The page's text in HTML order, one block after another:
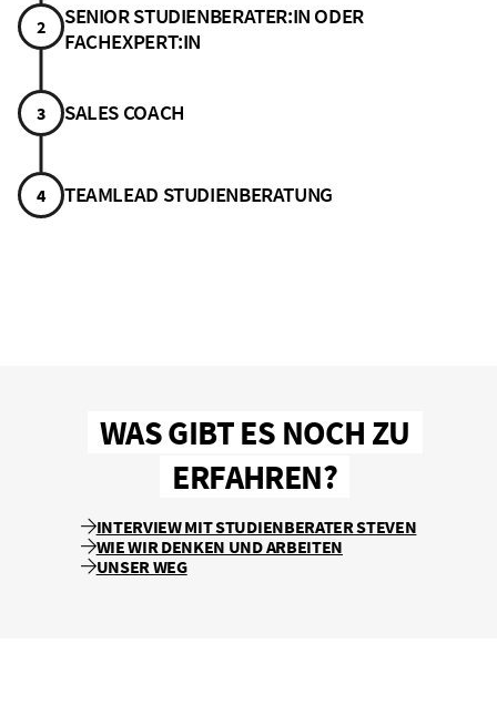
2
SENIOR STUDIENBERATER:IN ODER
FACHEXPERT:IN
3 SALES COACH
4 TEAMLEAD STUDIENBERATUNG
WAS GIBT ES NOCH ZU
ERFAHREN?
INTERVIEW MIT STUDIENBERATER STEVEN
WIE WIR DENKEN UND ARBEITEN
UNSER WEG